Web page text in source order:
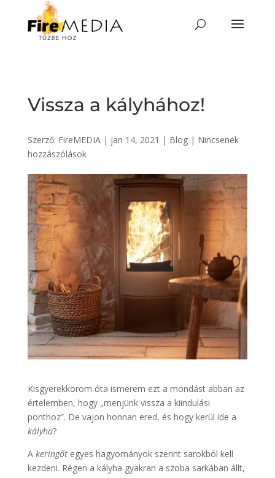
content
Vissza a kályhához!
Szerző: FireMEDIA| jan 14, 2021 | Blog| Nincsenek
hozzászólások
Kisgyerekkorom óta ismerem ezt a mondást abban az
értelemben, hogy „menjünk vissza a kiindulási
ponthoz”. De vajon honnan ered, és hogy kerül ide a
kályha?
A keringőtegyes hagyományok szerint sarokból kell
kezdeni. Régen a kályha gyakran a szoba sarkában állt,